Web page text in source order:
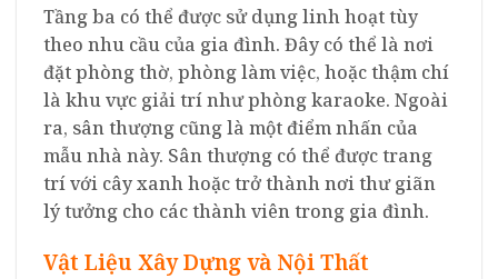
Tầng ba có thể được sử dụng linh hoạt tùy
theo nhu cầu của gia đình. Đây có thể là nơi
đặt phòng thờ, phòng làm việc, hoặc thậm chí
là khu vực giải trí như phòng karaoke. Ngoài
ra, sân thượng cũng là một điểm nhấn của
mẫu nhà này. Sân thượng có thể được trang
trí với cây xanh hoặc trở thành nơi thư giãn
lý tưởng cho các thành viên trong gia đình.
Vật Liệu Xây Dựng và Nội Thất